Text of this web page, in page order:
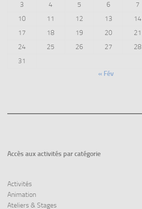
3
4 5 6 7
10
11 12 13 14
17
18 19 20 21
24
25 26 27 28
31
« Fév
Accès aux activités par catégorie
Activités
Animation
Ateliers & Stages